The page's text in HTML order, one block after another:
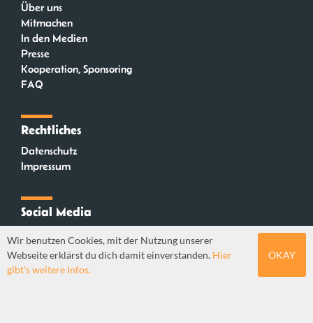
Über uns
Mitmachen
In den Medien
Presse
Kooperation, Sponsoring
FAQ
Rechtliches
Datenschutz
Impressum
Social Media
Mastodon
Wir benutzen Cookies, mit der Nutzung unserer
Webseite erklärst du dich damit einverstanden. Hier
gibt's weitere Infos.
OKAY